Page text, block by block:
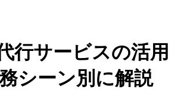
行サービスの活用
シーン別に解説